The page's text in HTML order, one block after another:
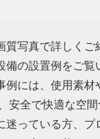
写真で詳しく
備の設置例をご
には、使用素
安全で快適な空
っている方、